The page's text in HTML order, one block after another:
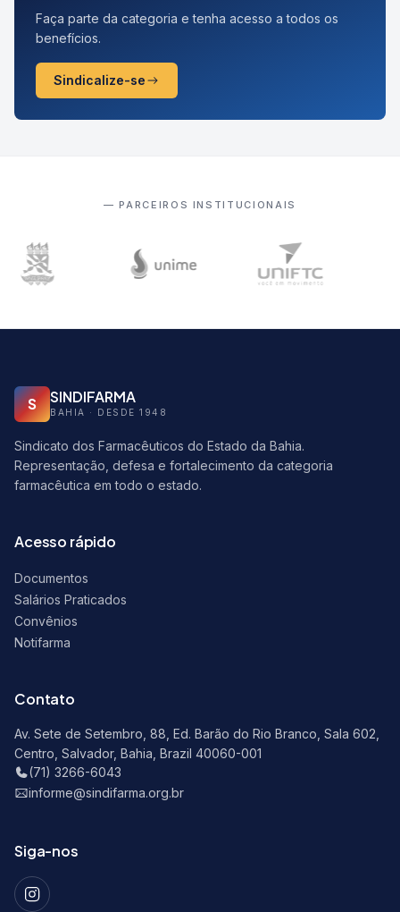
Faça parte da categoria e tenha acesso a todos os
benefícios.
Sindicalize-se
— PARCEIROS INSTITUCIONAIS
S SINDIFARMA
BAHIA · DESDE 1948
Sindicato dos Farmacêuticos do Estado da Bahia.
Representação, defesa e fortalecimento da categoria
farmacêutica em todo o estado.
Acesso rápido
Documentos
Salários Praticados
Convênios
Notifarma
Contato
Av. Sete de Setembro, 88, Ed. Barão do Rio Branco, Sala 602,
Centro, Salvador, Bahia, Brazil 40060-001
(71) 3266-6043
informe@sindifarma.org.br
Siga-nos